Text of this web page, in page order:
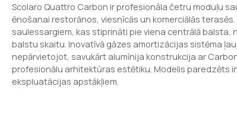
Scolaro Quattro Carbon ir profesionāla četru moduļu
ēnošanai restorānos, viesnīcās un komerciālās
saulessargiem, kas stiprināti pie viena centrālā balsta,
balstu skaitu. Inovatīvā gāzes amortizācijas sistēma
nepārvietojot, savukārt alumīnija konstrukcija ar
profesionālu arhitektūras estētiku. Modelis paredzēts
ekspluatācijas apstākļiem.